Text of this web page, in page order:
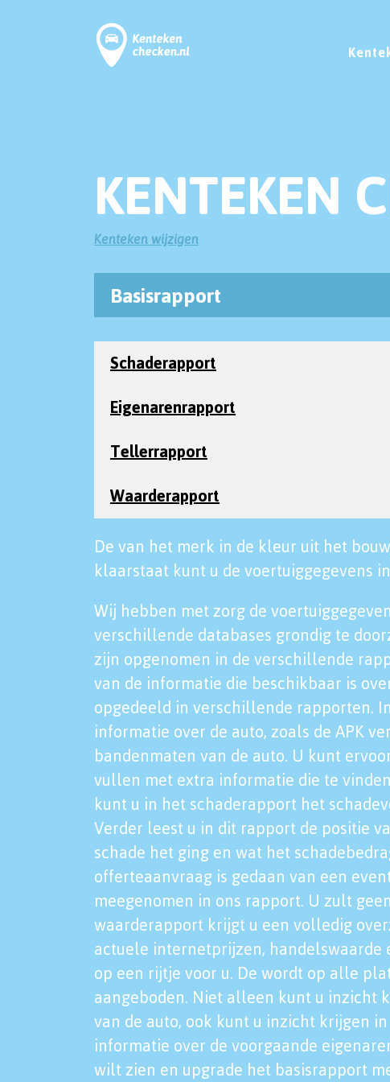
KENTEKEN
Kenteken wijzigen
Basisrapport
Schaderapport
Eigenarenrapport
Tellerrapport
Waarderapport
De van het merk in de kleur uit het
klaarstaat kunt u de voertuiggegevens
Wij hebben met zorg de
verschillende databases grondig te
zijn opgenomen in de verschillende
van de informatie die beschikbaar is
opgedeeld in verschillende rapporten.
informatie over de auto, zoals de APK
bandenmaten van de auto. U kunt
vullen met extra informatie die te
kunt u in het schaderapport het
Verder leest u in dit rapport de positie
schade het ging en wat het
offerteaanvraag is gedaan van een
meegenomen in ons rapport. U zult
waarderapport krijgt u een volledig
actuele internetprijzen, handelswaarde
op een rijtje voor u. De wordt op alle
aangeboden. Niet alleen kunt u inzicht
van de auto, ook kunt u inzicht krijgen
informatie over de voorgaande
wilt zien en upgrade het basisrapport